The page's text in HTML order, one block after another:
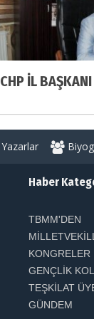
CHP İL
Yazarlar
Haber
TBMM'DEN
KONGRELER
GENÇLİK
TEŞKİLAT
GÜNDEM